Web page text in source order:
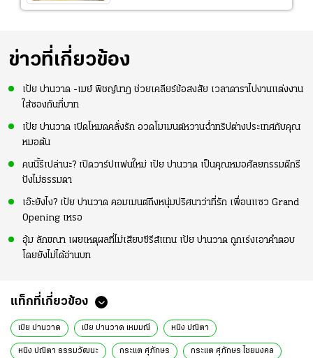
ข่าวที่เกี่ยวข้อง
เป้ย ปานวาด -เมย์ พิชญ์นาฏ ช่วยเคลียร์ข้อสงสัย เวลาดาราไปงานแต่งงาน
ใส่ซองกันกี่บาท
เป้ย ปานวาด เปิดโหมดคลั่งรัก อวดโมเมนต์หวานฉ่ำทริปต่างประเทศกับคุณ
หมอต้น
คนนี้รึเปล่านะ? เปิดวาร์ปแฟนใหม่ เป้ย ปานวาด เป็นคุณหมอศัลยกรรมดีกรี
ปังไม่ธรรมดา
เอ๊ะยังไง? เป้ย ปานวาด คอมเมนต์ถึงหนุ่มปริศนาว่าที่รัก เพื่อนแซว Grand
Opening เหรอ
อุ้ม ลักขณา เผยเหตุผลที่ไม่เสียบซีรีส์แทน เป้ย ปานวาด ถูกเร่งเอาคำตอบ
โดยยังไม่ได้อ่านบท
แท็กที่เกี่ยวข้อง
เป้ย ปานวาด เป้ย ปานวาด เหมมณี หนิง ปณิตา
หนิง ปณิตา ธรรมวัฒนะ กระแต ศุภักษร กระแต ศุภักษร ไชยมงคล